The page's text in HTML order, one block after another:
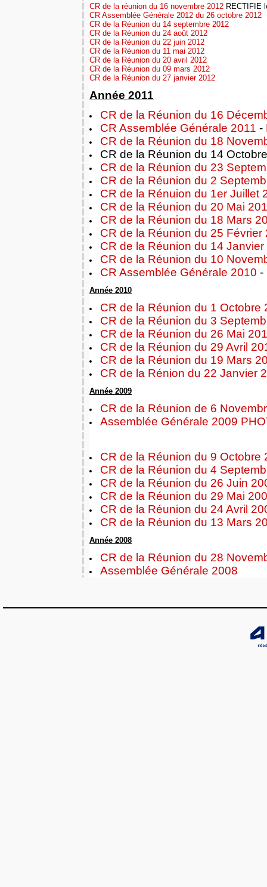
CR de la réunion du 16 novembre 2012 RECTIFIE
CR Assemblée Générale 2012 du 26 octobre 2012
CR de la Réunion du 14 septembre 2012
CR de la Réunion du 24 août 2012
CR de la Réunion du 22 juin 2012
CR de la Réunion du 11 mai 2012
CR de la Réunion du 20 avril 2012
CR de la Réunion du 09 mars 2012
CR de la Réunion du 27 janvier 2012
Année 2011
CR de la Réunion du 16
CR Assemblée Générale 2011 -
CR de la Réunion du 18
CR de la Réunion du 14
CR de la Réunion du 23
CR de la Réunion du 2
CR de la Rénuion du 1er Juillet
CR de la Réunion du 20 Mai
CR de la Réunion du 18 Mars
CR de la Réunion du 25 Février
CR de la Réunion du 14 Janvier
CR de la Réunion du 10
CR Assemblée Générale 2010 -
Année 2010
CR de la Réunion du 1 Octobre
CR de la Réunion du 3
CR de la Réunion du 26 Mai
CR de la Réunion du 29 Avril
CR de la Réunion du 19 Mars
CR de la Rénion du 22 Janvier
Année 2009
CR de la Réunion de 6
Assemblée Générale 2009
CR de la Réunion du 9 Octobre
CR de la Réunion du 4
CR de la Réunion du 26 Juin
CR de la Réunion du 29 Mai
CR de la Réunion du 24 Avril
CR de la Réunion du 13 Mars
Année 2008
CR de la Réunion du 28
Assemblée Générale 2008